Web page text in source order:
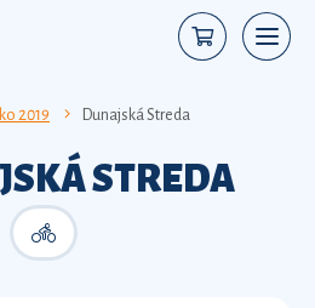
2019 Dunajská Streda
STREDA